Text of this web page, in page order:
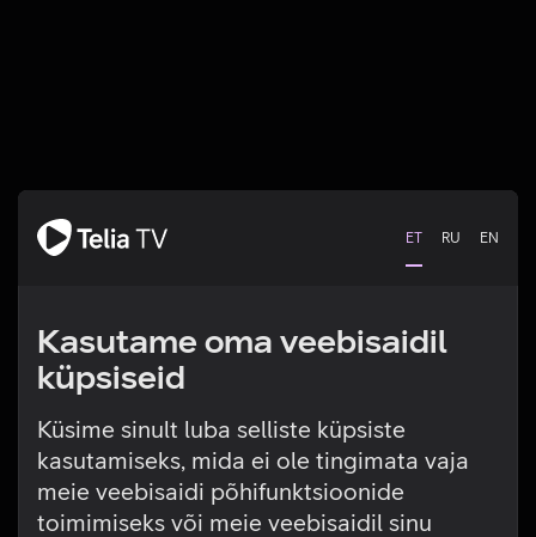
ET RU EN
Kasutame oma veebisaidil
küpsiseid
Küsime sinult luba selliste küpsiste
kasutamiseks, mida ei ole tingimata vaja
meie veebisaidi põhifunktsioonide
toimimiseks või meie veebisaidil sinu
Tehniline viga